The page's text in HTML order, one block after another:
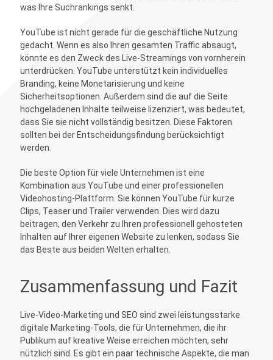
was Ihre Suchrankings senkt.
YouTube ist nicht gerade für die geschäftliche Nutzung
gedacht. Wenn es also Ihren gesamten Traffic absaugt,
könnte es den Zweck des Live-Streamings von vornherein
unterdrücken. YouTube unterstützt kein individuelles
Branding, keine Monetarisierung und keine
Sicherheitsoptionen. Außerdem sind die auf die Seite
hochgeladenen Inhalte teilweise lizenziert, was bedeutet,
dass Sie sie nicht vollständig besitzen. Diese Faktoren
sollten bei der Entscheidungsfindung berücksichtigt
werden.
Die beste Option für viele Unternehmen ist eine
Kombination aus YouTube und einer professionellen
Videohosting-Plattform. Sie können YouTube für kurze
Clips, Teaser und Trailer verwenden. Dies wird dazu
beitragen, den Verkehr zu Ihren professionell gehosteten
Inhalten auf Ihrer eigenen Website zu lenken, sodass Sie
das Beste aus beiden Welten erhalten.
Zusammenfassung und Fazit
Live-Video-Marketing und SEO sind zwei leistungsstarke
digitale Marketing-Tools, die für Unternehmen, die ihr
Publikum auf kreative Weise erreichen möchten, sehr
nützlich sind. Es gibt ein paar technische Aspekte, die man